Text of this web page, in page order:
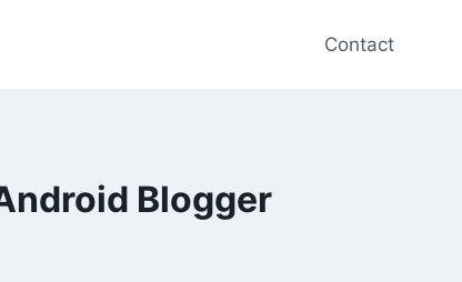
Contact
Blogger